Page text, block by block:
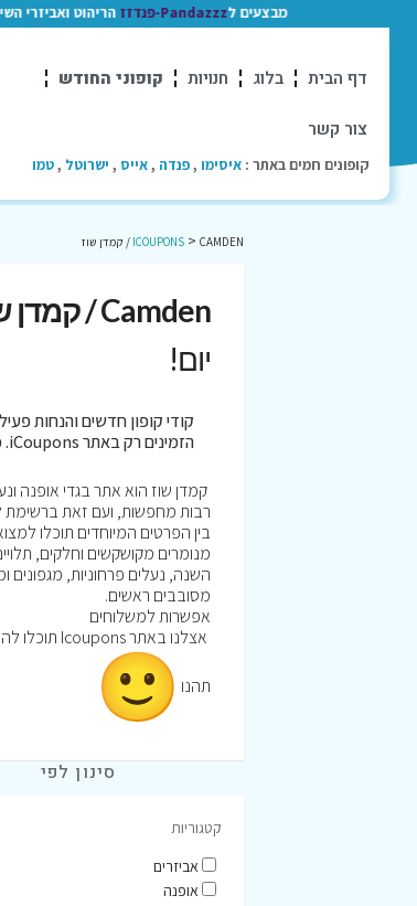
מבצעים לPandazzz-פנדזז הריהוט ואביזרי השינה
דף הבית בלוג חנויות קופוני החודש
צור קשר
קופונים חמים באתר : איסימו ,פנדה ,אייס , ישרוטל ,טמו
ICOUPONS > CAMDEN / קמדן שוז
Camden / קמדן שוז קופונים
יום!
קודי קופון חדשים והנחות
הזמינים רק באתר iCoupons. כל הקופונים נבדקו לאחרונה בתאריך 08/08/2026!
קמדן שוז הוא אתר בגדי אופנה
רבות מחפשות, ועם זאת ברשימת לב
בין הפרטים המיוחדים תוכלו
מנומרים מקושקשים וחלקים,
השנה, נעלים פרחוניות, מגפונים
מסובבים ראשים.
אפשרות למשלוחים
אצלנו באתר Icoupons תוכלו להנות מהטבות וקופונים לרכישה באתר קמדן שוז
תהנו
סינון לפי
קטגוריות
אביזרים
אופנה